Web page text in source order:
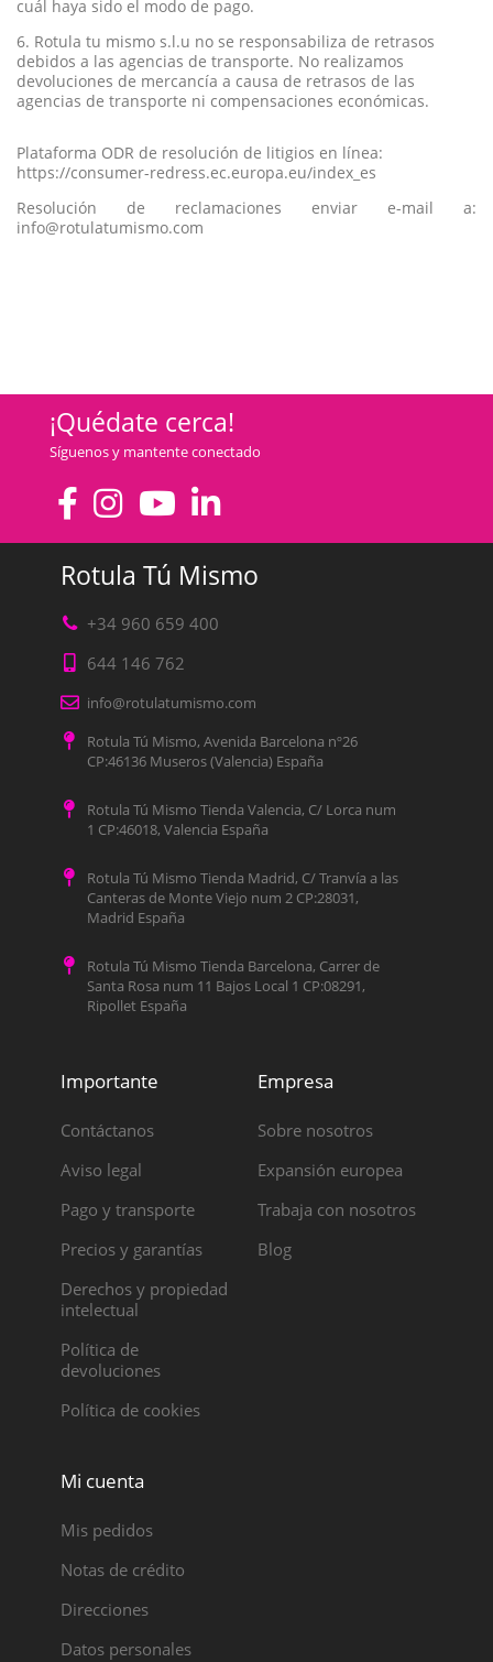
cuál haya sido el modo de pago.
6. Rotula tu mismo s.l.u no se responsabiliza de retrasos
debidos a las agencias de transporte. No realizamos
devoluciones de mercancía a causa de retrasos de las
agencias de transporte ni compensaciones económicas.
Plataforma ODR de resolución de litigios en línea:
https://consumer-redress.ec.europa.eu/index_es
Resolución de reclamaciones enviar e-mail a:
info@rotulatumismo.com
¡Quédate cerca!
Síguenos y mantente conectado
Rotula Tú Mismo
+34 960 659 400
644 146 762
info@rotulatumismo.com
Rotula Tú Mismo, Avenida Barcelona nº26
CP:46136 Museros (Valencia) España
Rotula Tú Mismo Tienda Valencia, C/ Lorca num
1 CP:46018, Valencia España
Rotula Tú Mismo Tienda Madrid, C/ Tranvía a las
Canteras de Monte Viejo num 2 CP:28031,
Madrid España
Rotula Tú Mismo Tienda Barcelona, Carrer de
Santa Rosa num 11 Bajos Local 1 CP:08291,
Ripollet España
Importante
Contáctanos
Aviso legal
Pago y transporte
Precios y garantías
Derechos y propiedad
intelectual
Política de
devoluciones
Política de cookies
Empresa
Sobre nosotros
Expansión europea
Trabaja con nosotros
Blog
Mi cuenta
Mis pedidos
Notas de crédito
Direcciones
Datos personales